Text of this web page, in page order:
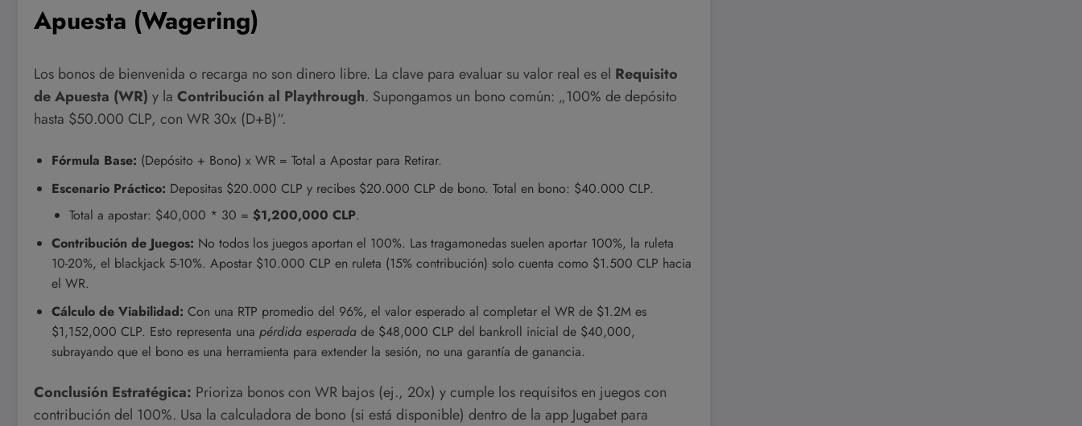
Apuesta (Wagering)
Los bonos de bienvenida o recarga no son dinero libre. La clave para evaluar su valor real es el Requisito
de Apuesta (WR) y la Contribución al Playthrough. Supongamos un bono común: „100% de depósito
hasta $50.000 CLP, con WR 30x (D+B)“.
Fórmula Base: (Depósito + Bono) x WR = Total a Apostar para Retirar.
Escenario Práctico: Depositas $20.000 CLP y recibes $20.000 CLP de bono. Total en bono: $40.000 CLP.
Total a apostar: $40,000 * 30 = $1,200,000 CLP.
Contribución de Juegos: No todos los juegos aportan el 100%. Las tragamonedas suelen aportar 100%, la ruleta
10-20%, el blackjack 5-10%. Apostar $10.000 CLP en ruleta (15% contribución) solo cuenta como $1.500 CLP hacia
el WR.
Cálculo de Viabilidad: Con una RTP promedio del 96%, el valor esperado al completar el WR de $1.2M es
$1,152,000 CLP. Esto representa una pérdida esperada de $48,000 CLP del bankroll inicial de $40,000,
subrayando que el bono es una herramienta para extender la sesión, no una garantía de ganancia.
Conclusión Estratégica: Prioriza bonos con WR bajos (ej., 20x) y cumple los requisitos en juegos con
contribución del 100%. Usa la calculadora de bono (si está disponible) dentro de la app Jugabet para